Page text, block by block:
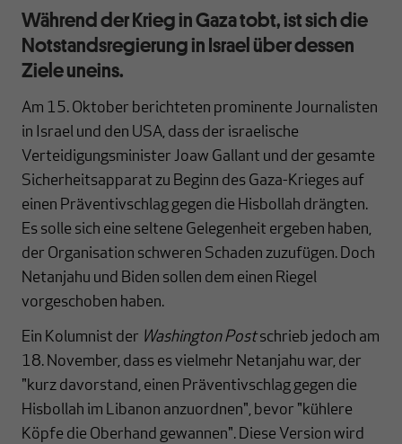
Während der Krieg in Gaza tobt, ist sich die
Notstandsregierung in Israel über dessen
Ziele uneins.
Am 15. Oktober berichteten prominente Journalisten
in Israel und den USA, dass der israelische
Verteidigungsminister Joaw Gallant und der gesamte
Sicherheitsapparat zu Beginn des Gaza-Krieges auf
einen Präventivschlag gegen die Hisbollah drängten.
Es solle sich eine seltene Gelegenheit ergeben haben,
der Organisation schweren Schaden zuzufügen. Doch
Netanjahu und Biden sollen dem einen Riegel
vorgeschoben haben.
Ein Kolumnist der Washington Postschrieb jedoch am
18. November, dass es vielmehr Netanjahu war, der
"kurz davorstand, einen Präventivschlag gegen die
Hisbollah im Libanon anzuordnen", bevor "kühlere
Köpfe die Oberhand gewannen". Diese Version wird